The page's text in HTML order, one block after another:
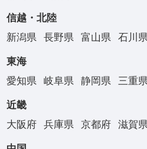
信越・北陸
新潟県
長野県 富山県 石川県
東海
愛知県
岐阜県 静岡県 三重県
近畿
大阪府
兵庫県 京都府 滋賀県